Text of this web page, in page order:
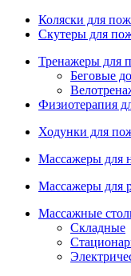
Коляски для
Скутеры для
Тренажеры для
Беговые
Физиотерапия
Ходунки для
Массажеры для
Массажеры для
Массажные
Складные